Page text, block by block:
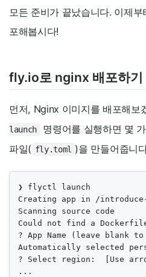
모든 준비가 끝났습니다. 이제
포해봅시다!
fly.io로 nginx 배포하기
먼저, Nginx 이미지를 배포해보
launch
명령어를 실행하면 몇
파일( fly.toml )을 만들어줍니
❯ flyctl launch
Creating app in /
Scanning source code
Could not find a
? App Name (leave blank
Automatically selected
? Select region:  [Use
...